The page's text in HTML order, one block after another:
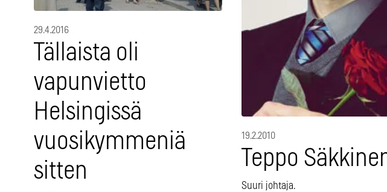
29.4.2016
Tällaista oli
vapunvietto
Helsingissä
vuosikymmeniä
sitten
19.2.2010
Teppo
Suuri johtaja.